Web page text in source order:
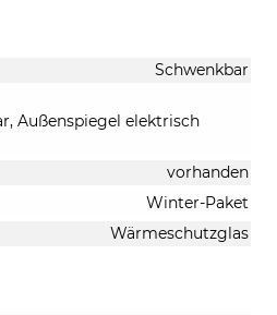
Schwenkbar
Außenspiegel elektrisch
vorhanden
Winter-Paket
Wärmeschutzglas